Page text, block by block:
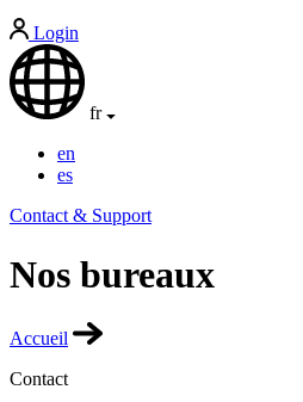
Login
fr
en
es
Contact & Support
Nos bureaux
Accueil
Contact